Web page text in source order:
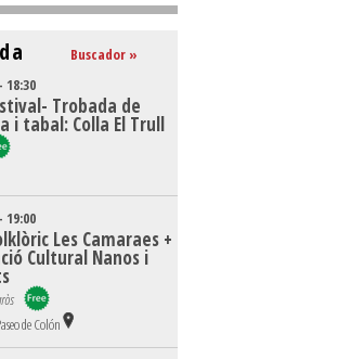
Buscador »
18:30
Trobada de
i tabal: Colla El Trull
19:00
Les Camaraes +
Cultural Nanos i
de Colón